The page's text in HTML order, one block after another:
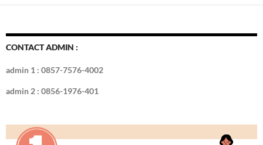
CONTACT ADMIN :
admin 1 : 0857-7576-4002
admin 2 : 0856-1976-401